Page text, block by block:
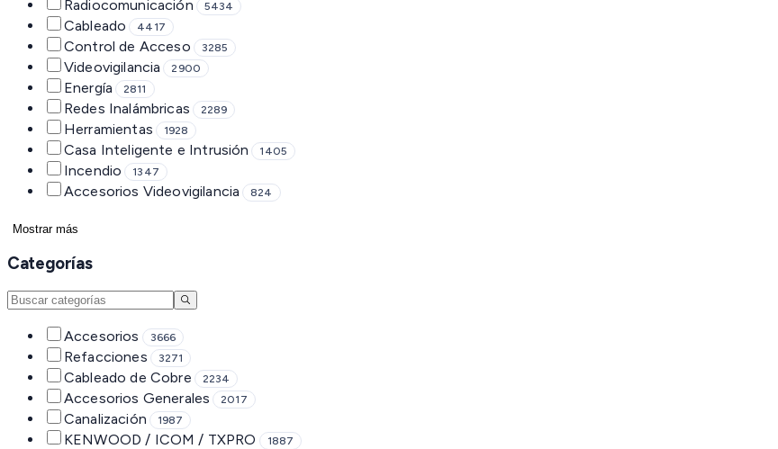
Radiocomunicación 5434
Cableado 4417
Control de Acceso 3285
Videovigilancia 2900
Energía 2811
Redes Inalámbricas 2289
Herramientas 1928
Casa Inteligente e Intrusión 1405
Incendio 1347
Accesorios Videovigilancia 824
Mostrar más
Categorías
Accesorios 3666
Refacciones 3271
Cableado de Cobre 2234
Accesorios Generales 2017
Canalización 1987
KENWOOD / ICOM / TXPRO 1887